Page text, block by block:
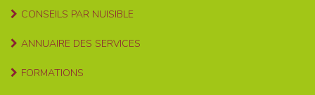
CONSEILS PAR NUISIBLE
ANNUAIRE DES SERVICES
FORMATIONS